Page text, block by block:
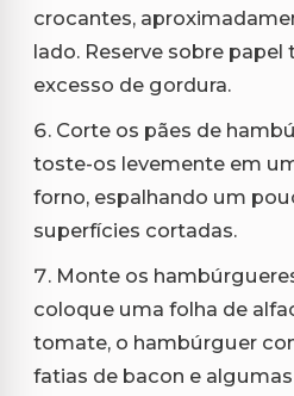
crocantes,
lado. Reserve sobre papel
excesso de gordura.
Corte os pães de
toste-os levemente em
forno, espalhando um
superfícies cortadas.
Monte os
coloque uma folha de
tomate, o hambúrguer
fatias de bacon e